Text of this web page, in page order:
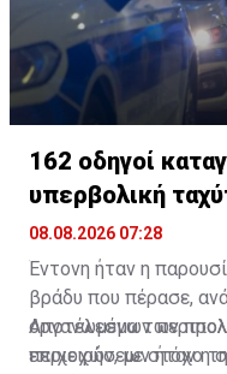
162 οδηγοί
υπερβολική
08.08.2026 07:28
Έντονη ήταν η
βράδυ που πέρασε, ανά
οργανωμένων
περιοχών, με στόχο
Αποτέλεσμα των
επιχειρήσεων ήταν